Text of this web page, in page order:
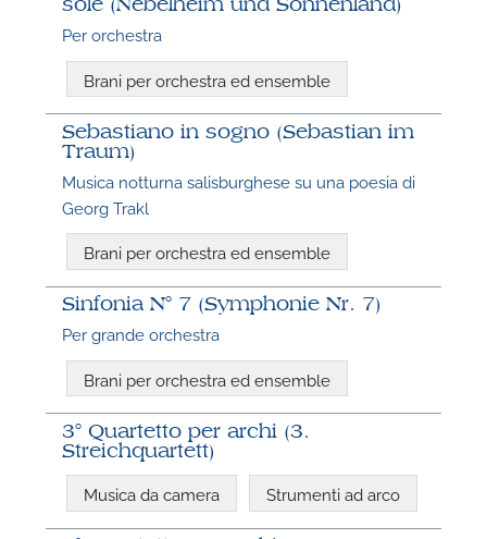
sole (Nebelheim und Sonnenland)
Per orchestra
Brani per orchestra ed ensemble
Sebastiano in sogno (Sebastian im
Traum)
Musica notturna salisburghese su una poesia di
Georg Trakl
Brani per orchestra ed ensemble
Sinfonia N° 7 (Symphonie Nr. 7)
Per grande orchestra
Brani per orchestra ed ensemble
3° Quartetto per archi (3.
Streichquartett)
Musica da camera Strumenti ad arco